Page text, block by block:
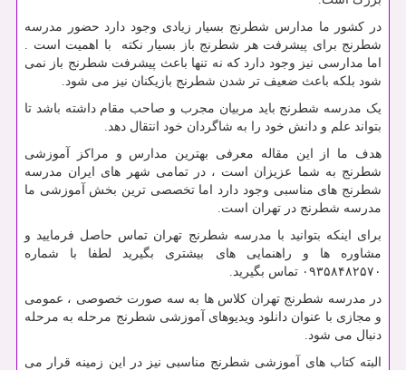
در کشور ما مدارس شطرنج بسیار زیادی وجود دارد حضور مدرسه
شطرنج برای پیشرفت هر شطرنج باز بسیار نکته با اهمیت است .
اما مدارسی نیز وجود دارد که نه تنها باعث پیشرفت شطرنج باز نمی
شود بلکه باعث ضعیف تر شدن شطرنج بازیکنان نیز می شود.
یک مدرسه شطرنج باید مربیان مجرب و صاحب مقام داشته باشد تا
بتواند علم و دانش خود را به شاگردان خود انتقال دهد.
هدف ما از این مقاله معرفی بهترین مدارس و مراکز آموزشی
شطرنج به شما عزیزان است ، در تمامی شهر های ایران مدرسه
شطرنج های مناسبی وجود دارد اما تخصصی ترین بخش آموزشی ما
مدرسه شطرنج در تهران است.
برای اینکه بتوانید با مدرسه شطرنج تهران تماس حاصل فرمایید و
مشاوره ها و راهنمایی های بیشتری بگیرید لطفا با شماره
۰۹۳۵۸۴۸۲۵۷۰ تماس بگیرید.
در مدرسه شطرنج تهران کلاس ها به سه صورت خصوصی ، عمومی
و مجازی با عنوان دانلود ویدیوهای آموزشی شطرنج مرحله به مرحله
دنبال می شود.
البته کتاب های آموزشی شطرنج مناسبی نیز در این زمینه قرار می